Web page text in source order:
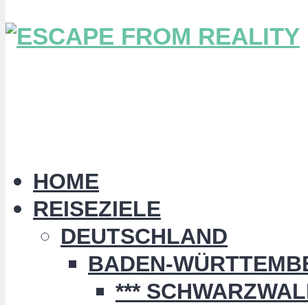
HOME
REISEZIELE
DEUTSCHLAND
BADEN-
***